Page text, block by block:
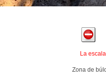
La
Zona de